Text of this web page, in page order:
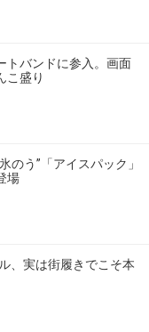
トバンドに参入。画面
こ盛り
のう”「アイスパック」
場
、実は街履きでこそ本